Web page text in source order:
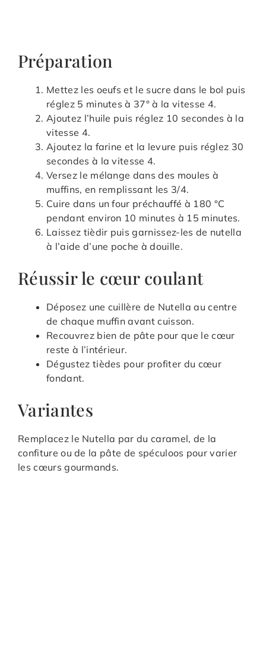
Préparation
Mettez les oeufs et le sucre dans le bol puis
réglez 5 minutes à 37° à la vitesse 4.
Ajoutez l’huile puis réglez 10 secondes à la
vitesse 4.
Ajoutez la farine et la levure puis réglez 30
secondes à la vitesse 4.
Versez le mélange dans des moules à
muffins, en remplissant les 3/4.
Cuire dans un four préchauffé à 180 °C
pendant environ 10 minutes à 15 minutes.
Laissez tièdir puis garnissez-les de nutella
à l’aide d’une poche à douille.
Réussir le cœur coulant
Déposez une cuillère de Nutella au centre
de chaque muffin avant cuisson.
Recouvrez bien de pâte pour que le cœur
reste à l’intérieur.
Dégustez tièdes pour profiter du cœur
fondant.
Variantes
Remplacez le Nutella par du caramel, de la
confiture ou de la pâte de spéculoos pour varier
les cœurs gourmands.